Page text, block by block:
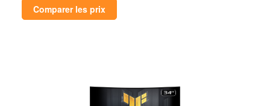
Comparer les prix